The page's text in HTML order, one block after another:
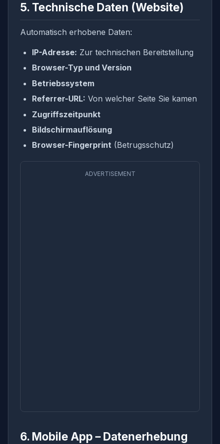
5. Technische Daten (Website)
Automatisch erhobene Daten:
IP-Adresse: Zur technischen Bereitstellung
Browser-Typ und Version
Betriebssystem
Referrer-URL: Von welcher Seite Sie kamen
Zugriffszeitpunkt
Bildschirmauflösung
Browser-Fingerprint (Betrugsschutz)
ADVERTISEMENT
6. Mobile App – Datenerhebung